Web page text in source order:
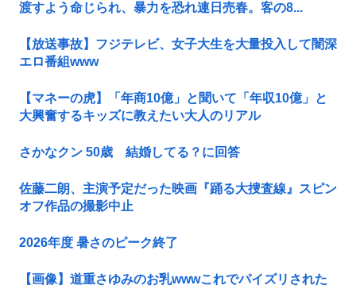
渡すよう命じられ、暴力を恐れ連日売春。客の8...
【放送事故】フジテレビ、女子大生を大量投入して闇深
エロ番組www
【マネーの虎】「年商10億」と聞いて「年収10億」と
大興奮するキッズに教えたい大人のリアル
さかなクン 50歳 結婚してる？に回答
佐藤二朗、主演予定だった映画『踊る大捜査線』スピン
オフ作品の撮影中止
2026年度 暑さのピーク終了
【画像】道重さゆみのお乳wwwこれでパイズリされた